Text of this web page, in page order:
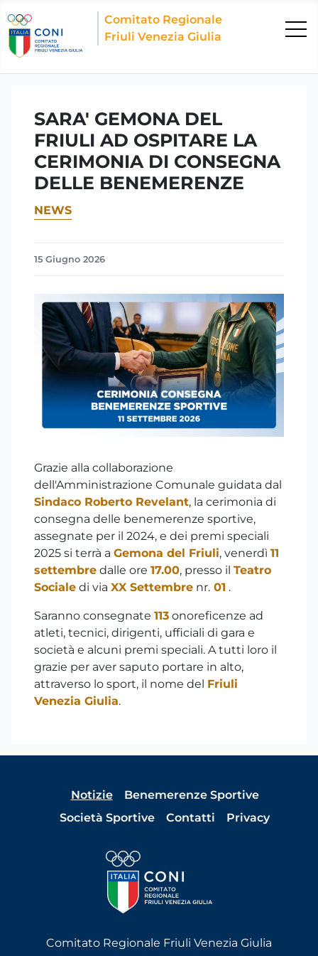
Comitato Regionale
Friuli Venezia Giulia
SARA' GEMONA DEL
FRIULI AD OSPITARE LA
CERIMONIA DI CONSEGNA
DELLE BENEMERENZE
NEWS
15 Giugno 2026
Grazie alla collaborazione
dell'Amministrazione Comunale guidata dal
Sindaco Roberto Revelant, la cerimonia di
consegna delle benemerenze sportive,
assegnate per il 2024, e dei premi speciali
2025 si terrà a Gemona del Friuli, venerdì 11
settembre dalle ore 17.00, presso il Teatro
Sociale di via XX Settembre nr. 01 .
Saranno consegnate 113 onoreficenze ad
atleti, tecnici, dirigenti, ufficiali di gara e
società e alcuni premi speciali. A tutti loro il
grazie per aver saputo portare in alto,
attraverso lo sport, il nome del Friuli
Venezia Giulia.
Notizie
Benemerenze Sportive
Società Sportive
Contatti Privacy
Comitato Regionale Friuli Venezia Giulia